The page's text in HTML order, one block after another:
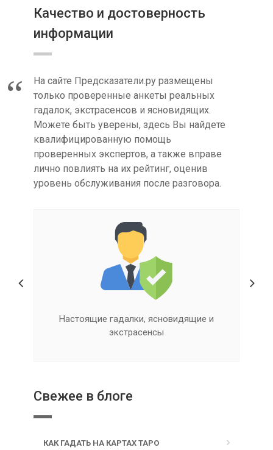
Качество и достоверность
информации
На сайте Предсказатели.ру размещены
только проверенные анкеты реальных
гадалок, экстрасенсов и ясновидящих.
Можете быть уверены, здесь Вы найдете
квалифицированную помощь
проверенных экспертов, а также вправе
лично повлиять на их рейтинг, оценив
уровень обслуживания после разговора.
Квалифицированная помощь онлайн
Свежее в блоге
КАК ГАДАТЬ НА КАРТАХ ТАРО